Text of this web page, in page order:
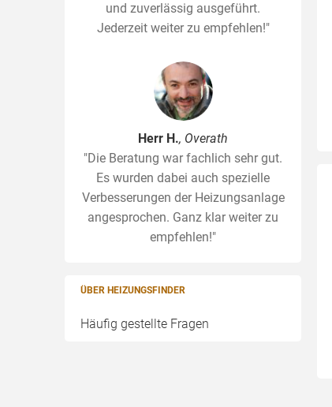
und zuverlässig ausgeführt.
Jederzeit weiter zu empfehlen!"
Herr H., Overath
"Die Beratung war fachlich sehr gut.
Es wurden dabei auch spezielle
Verbesserungen der Heizungsanlage
angesprochen. Ganz klar weiter zu
empfehlen!"
ÜBER HEIZUNGSFINDER
Häufig gestellte Fragen